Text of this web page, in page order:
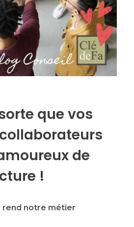
que vos
de
!
rend notre métier